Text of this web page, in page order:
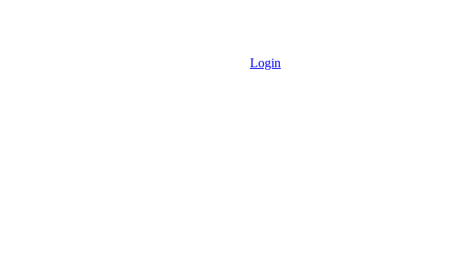
Login